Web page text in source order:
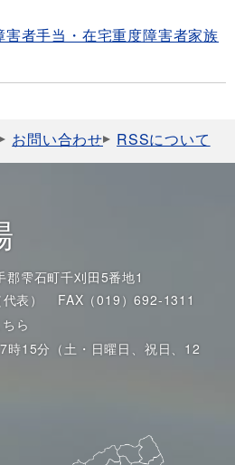
者手当・在宅重度障害者家族
お問い合わせ RSSについて
雫石町千刈田5番地1
表）
FAX（019）692-1311
ら
15分（土・日曜日、祝日、12